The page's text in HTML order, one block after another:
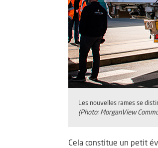
Les nouvelles rames se
(Photo: MorganView
Cela constitue un petit